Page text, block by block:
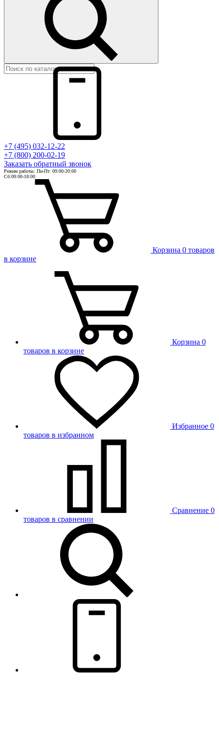
+7 (495) 032-12-22
+7 (800) 200-02-19
Заказать обратный звонок
Режим работы: Пн-Пт: 09:00-20:00
Сб:09:00-18:00
Корзина 0 товаров
в корзине
Корзина 0
товаров в корзине
Избранное 0
товаров в избранном
Сравнение 0
товаров в сравнении